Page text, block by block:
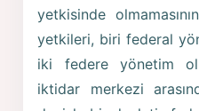
yetkisinde
yetkileri, biri federal
iki federe yönetim
iktidar merkezi